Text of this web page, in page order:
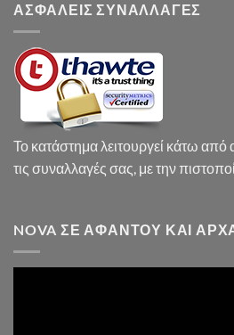
ΑΣΦΑΛΕΙΣ ΣΥΝΑΛΛΑΓΕΣ
Το κατάστημα λειτουργεί κάτω από
τις συναλλαγές σας, με την
NOVA ΣΕ ΑΦΆΝΤΟΥ ΚΑΙ